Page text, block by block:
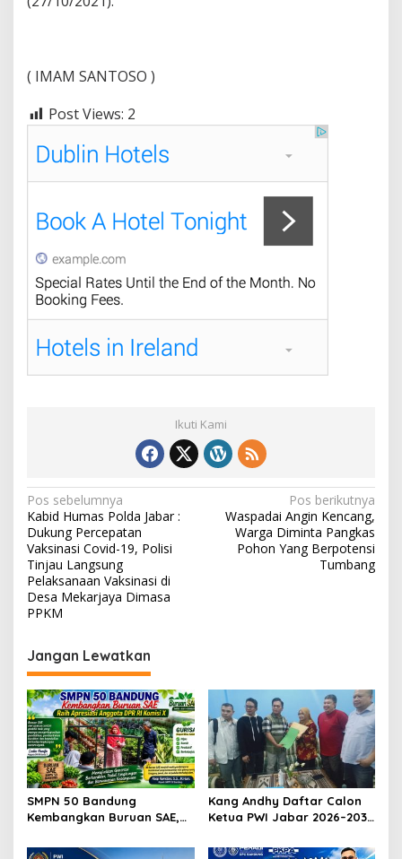
( IMAM SANTOSO )
Post Views: 2
Ikuti Kami
N
a
v
i
g
s
i
p
o
s
Pos sebelumnya
Kabid Humas Polda Jabar :
Dukung Percepatan
Vaksinasi Covid-19, Polisi
Tinjau Langsung
Pelaksanaan Vaksinasi di
Desa Mekarjaya Dimasa
PPKM
Pos berikutnya
Waspadai Angin Kencang,
Warga Diminta Pangkas
Pohon Yang Berpotensi
Tumbang
Jangan Lewatkan
SMPN 50 Bandung
Kembangkan Buruan SAE,
RI Komisi X
Kang Andhy Daftar Calon
Ketua PWI Jabar 2026–2031,
Wartawan hingga Peluang